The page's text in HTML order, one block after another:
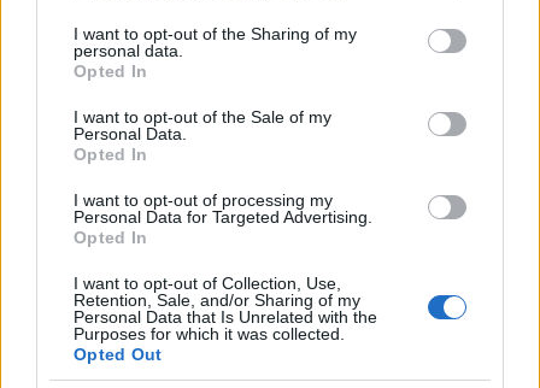
not limited to your visit or usage behaviour. You may click to
grant or deny consent to Google and its third-party tags to
use your data for below specified purposes in below Google
consent section.
I want to opt-out of the Sharing of my
personal data.
Opted In
I want to opt-out of the Sale of my
Personal Data.
Opted In
I want to opt-out of processing my
Personal Data for Targeted Advertising.
Opted In
I want to opt-out of Collection, Use,
Retention, Sale, and/or Sharing of my
Personal Data that Is Unrelated with the
Purposes for which it was collected.
Opted Out
Brazil megrajzolta, én meg megírtam hozzá a
dialógusokat. Talán a legjobb négy oldal így
született. Az elején tartottunk jó néhány
összejövetelt, ahol elkészültek az oldaltervek. Itt
kiderültek a forgatókönyv hiányosságai, hibái, és
menet közben átírtunk sok mindent. Meghallgattuk
egymás javaslatait, végül döntöttünk, hol így, hol
úgy. Remélem, végül ebből a lehető legjobban
jöttünk ki.
- Azért ha most kezdenénk bele, sok mindent
másképp csinálnánk, a munkát még szervezettebbé
kéne tenni, sokkal precízebbé.